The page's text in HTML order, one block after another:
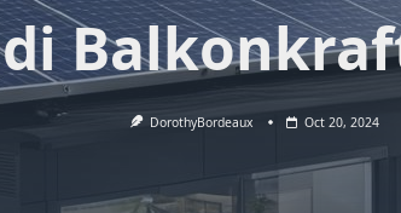
DorothyBordeaux Oct 20, 2024